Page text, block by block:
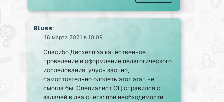
Bluss:
16 марта 2021 в 10:09
Спасибо Дисхелп за качественное
проведение и оформление педагогического
исследования. учусь заочно,
самостоятельно одолеть этот этап не
смогла бы. Специалист ОЦ справился с
задачей в два счета: при необходимости